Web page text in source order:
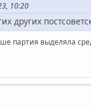
10:20
других
партия выделяла